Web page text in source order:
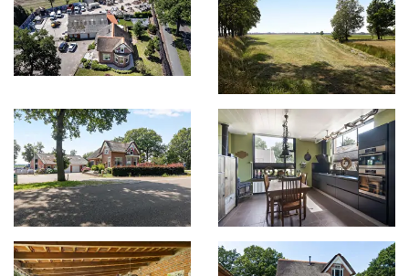
overslaan